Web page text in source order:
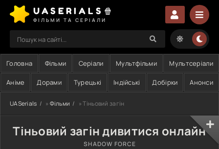
UASERIALS🍿
ФІЛЬМИ ТА СЕРІАЛИ
Головна Фільми Серіали Мультфільми Мультсеріали
Аніме Дорами Турецькі Індійські Добірки Анонси
UASerials » Фільми » Тіньовий загін
Тіньовий загін дивитися онлайн
SHADOW FORCE